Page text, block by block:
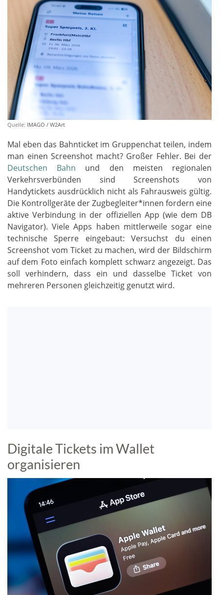
Quelle: IMAGO / W2Art
Mal eben das Bahnticket im Gruppenchat teilen, indem
man einen Screenshot macht? Großer Fehler. Bei der
Deutschen Bahn und den meisten regionalen
Verkehrsverbünden sind Screenshots von
Handytickets ausdrücklich nicht als Fahrausweis gültig.
Die Kontrollgeräte der Zugbegleiter*innen fordern eine
aktive Verbindung in der offiziellen App (wie dem DB
Navigator). Viele Apps haben mittlerweile sogar eine
technische Sperre eingebaut: Versuchst du einen
Screenshot vom Ticket zu machen, wird der Bildschirm
auf dem Foto einfach komplett schwarz angezeigt. Das
soll verhindern, dass ein und dasselbe Ticket von
mehreren Personen gleichzeitig genutzt wird.
Digitale Tickets im Wallet
organisieren